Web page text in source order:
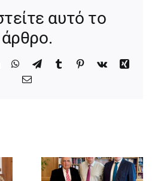
αυτό το
άρθρο.
WhatsApp
TelegramTumblr Pinterest
Vk
Xing
Email